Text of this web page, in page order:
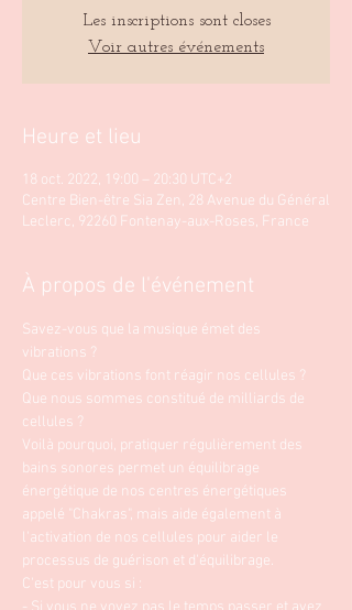
Les inscriptions sont closes
Voir autres événements
Heure et lieu
18 oct. 2022, 19:00 – 20:30 UTC+2
Centre Bien-être Sia Zen, 28 Avenue du Général
Leclerc, 92260 Fontenay-aux-Roses, France
À propos de l'événement
Savez-vous que la musique émet des
vibrations ?
Que ces vibrations font réagir nos cellules ?
Que nous sommes constitué de milliards de
cellules ?
Voilà pourquoi, pratiquer régulièrement des
bains sonores permet un équilibrage
énergétique de nos centres énergétiques
appelé "Chakras", mais aide également à
l'activation de nos cellules pour aider le
processus de guérison et d'équilibrage.
C'est pour vous si :